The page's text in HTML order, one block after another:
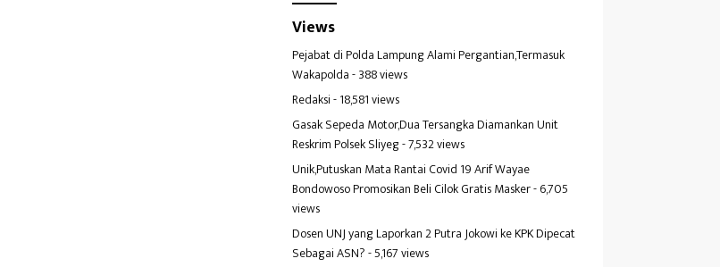
Views
Pejabat di Polda Lampung Alami Pergantian,Termasuk
Wakapolda- 388 views
Redaksi- 18,581 views
Gasak Sepeda Motor,Dua Tersangka Diamankan Unit
Reskrim Polsek Sliyeg- 7,532 views
Unik,Putuskan Mata Rantai Covid 19 Arif Wayae
Bondowoso Promosikan Beli Cilok Gratis Masker- 6,705
views
Dosen UNJ yang Laporkan 2 Putra Jokowi ke KPK Dipecat
Sebagai ASN?- 5,167 views